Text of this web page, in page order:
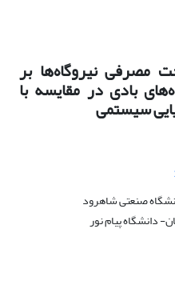
مصرفی نیروگاه‌ها بر
بادی در مقایسه با
سیستمی
صنعتی شاهرود
دانشگاه پیام نور